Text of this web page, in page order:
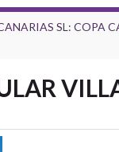
SL: COPA